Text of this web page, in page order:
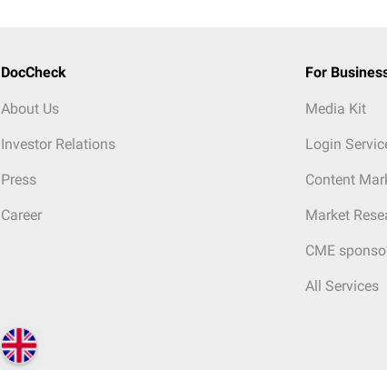
DocCheck
About Us
Investor Relations
Press
Career
For
Media Kit
Login
Content
Market
CME
All Services